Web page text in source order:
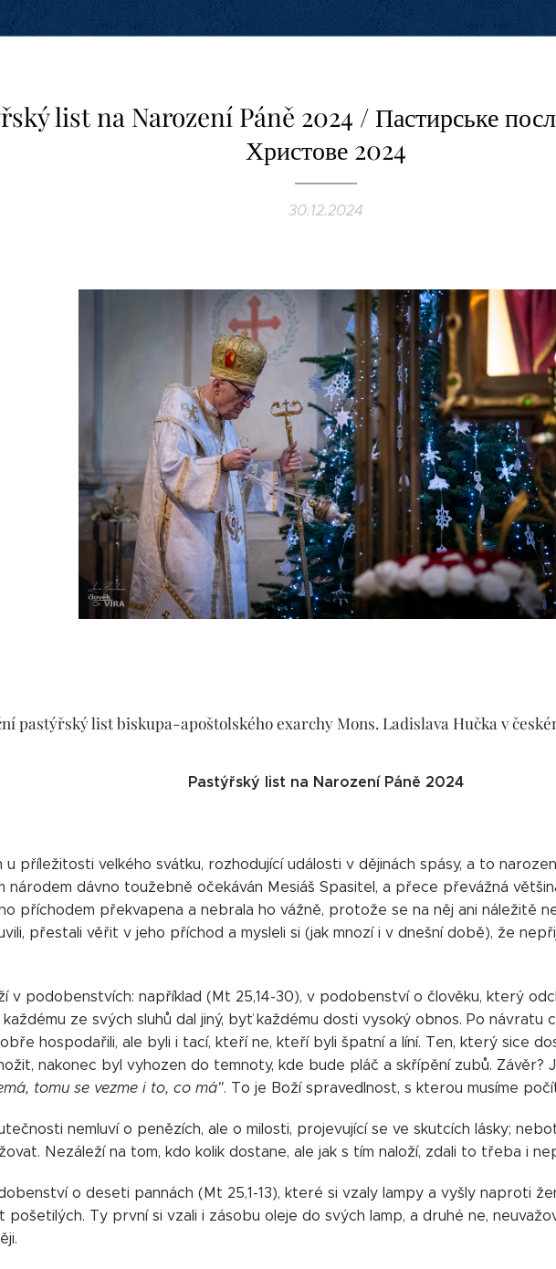
list na Narození Páně 2024 / Пастирське
Христове 2024
30.12.2024
pastýřský list biskupa-apoštolského exarchy Mons. Ladislava Hučka v
Pastýřský list na Narození Páně 2024
u příležitosti velkého svátku, rozhodující události v dějinách spásy, a to
národem dávno toužebně očekáván Mesiáš Spasitel, a přece převážná
příchodem překvapena a nebrala ho vážně, protože se na něj ani náležitě
přestali věřit v jeho příchod a mysleli si (jak mnozí i v dnešní době), že
v podobenstvích: například (Mt 25,14-30), v podobenství o člověku, který
ze svých sluhů dal jiný, byť každému dosti vysoký obnos. Po návratu
hospodařili, ale byli i tací, kteří ne, kteří byli špatní a líní. Ten, který sice
nakonec byl vyhozen do temnoty, kde bude pláč a skřípění zubů. Závěr?
tomu se vezme i to, co má". To je Boží spravedlnost, s kterou musíme
nemluví o penězích, ale o milosti, projevující se ve skutcích lásky;
Nezáleží na tom, kdo kolik dostane, ale jak s tím naloží, zdali to třeba i
o deseti pannách (Mt 25,1-13), které si vzaly lampy a vyšly naproti
pošetilých. Ty první si vzali i zásobu oleje do svých lamp, a druhé ne,